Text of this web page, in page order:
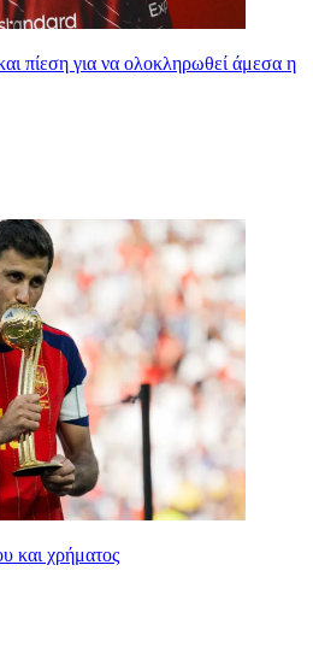
πίεση για να ολοκληρωθεί άμεσα η
και χρήματος